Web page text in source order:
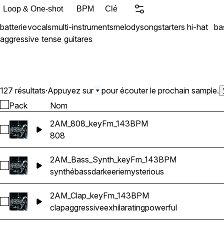
for today’s sound.
Loop & One-shot BPM Clé
batterievocalsmulti-instrumentsmelodysongstarters hi-hat
aggressive tense guitares
127 résultats·Appuyez sur pour écouter le prochain sample.
Pack Nom
Sélectionnez 2AM_808_keyFm_143BPM
2AM_808_keyFm_143BPM
808
Sélectionnez 2AM_Bass_Synth_keyFm_143BPM
2AM_Bass_Synth_keyFm_143BPM
synthébassdarkeeriemysterious
Sélectionnez 2AM_Clap_keyFm_143BPM
2AM_Clap_keyFm_143BPM
clapaggressiveexhilaratingpowerful